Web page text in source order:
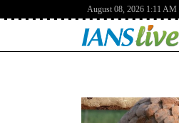
August 08, 2026 1:11 AM